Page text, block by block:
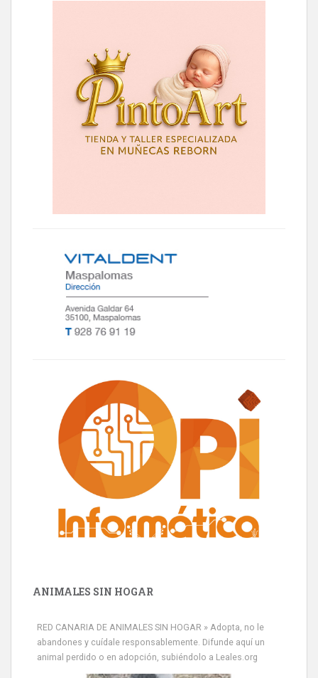
ANIMALES SIN HOGAR
RED CANARIA DE ANIMALES SIN HOGAR » Adopta, no le
abandones y cuídale responsablemente. Difunde aquí un
animal perdido o en adopción, subiéndolo a Leales.org